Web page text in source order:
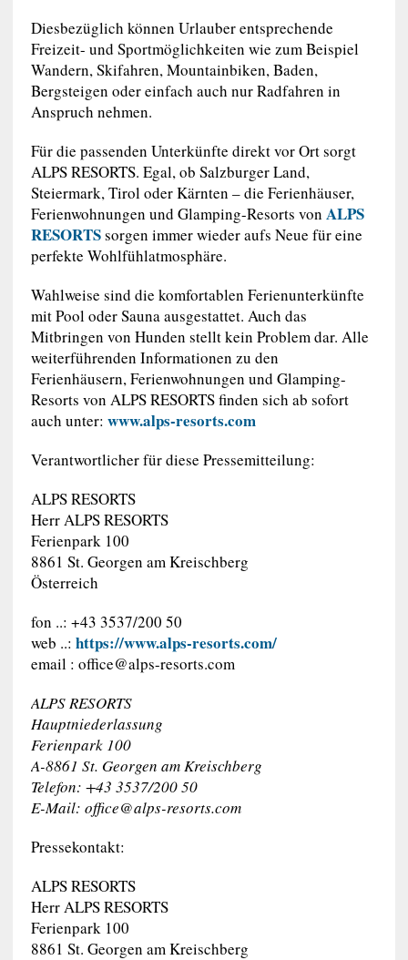
Diesbezüglich können Urlauber entsprechende
Freizeit- und Sportmöglichkeiten wie zum Beispiel
Wandern, Skifahren, Mountainbiken, Baden,
Bergsteigen oder einfach auch nur Radfahren in
Anspruch nehmen.
Für die passenden Unterkünfte direkt vor Ort sorgt
ALPS RESORTS. Egal, ob Salzburger Land,
Steiermark, Tirol oder Kärnten – die Ferienhäuser,
Ferienwohnungen und Glamping-Resorts von ALPS
RESORTSsorgen immer wieder aufs Neue für eine
perfekte Wohlfühlatmosphäre.
Wahlweise sind die komfortablen Ferienunterkünfte
mit Pool oder Sauna ausgestattet. Auch das
Mitbringen von Hunden stellt kein Problem dar. Alle
weiterführenden Informationen zu den
Ferienhäusern, Ferienwohnungen und Glamping-
Resorts von ALPS RESORTS finden sich ab sofort
auch unter: www.alps-resorts.com
Verantwortlicher für diese Pressemitteilung:
ALPS RESORTS
Herr ALPS RESORTS
Ferienpark 100
8861 St. Georgen am Kreischberg
Österreich
fon ..: +43 3537/200 50
web ..: https://www.alps-resorts.com/
email : office@alps-resorts.com
ALPS RESORTS
Hauptniederlassung
Ferienpark 100
A-8861 St. Georgen am Kreischberg
Telefon: +43 3537/200 50
E-Mail: office@alps-resorts.com
Pressekontakt:
ALPS RESORTS
Herr ALPS RESORTS
Ferienpark 100
8861 St. Georgen am Kreischberg